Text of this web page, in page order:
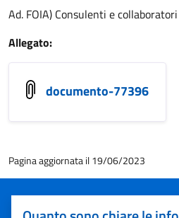
Ad. FOIA) Consulenti e collaboratori
Allegato:
documento-77396
Pagina aggiornata il 19/06/2023